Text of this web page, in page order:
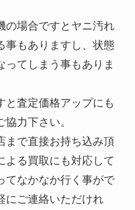
の場合ですとヤニ汚れ
事もありますし、状態
ってしまう事もありま
と査定価格アップにも
力下さい。
まで直接お持ち込み頂
よる買取にも対応して
てなかなか行く事がで
にご連絡いただけれ